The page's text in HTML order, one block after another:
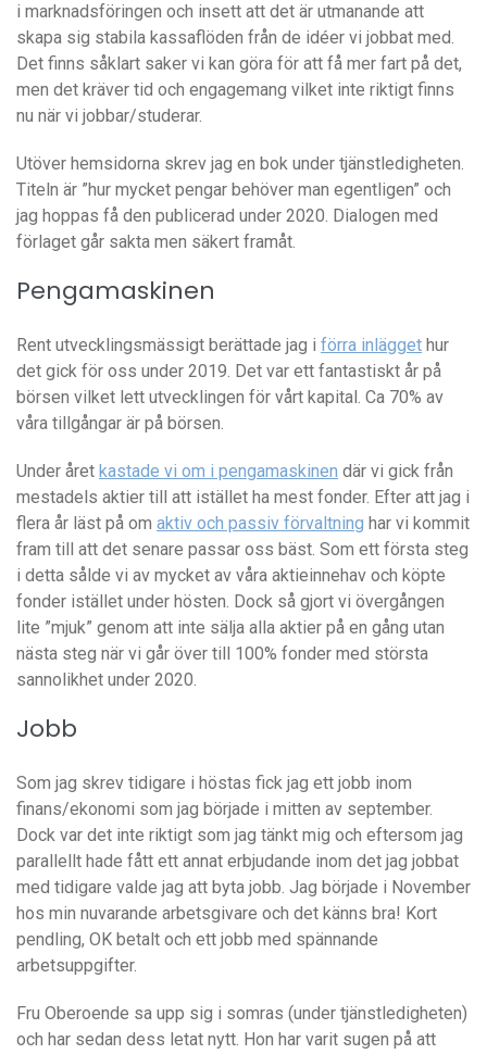
i marknadsföringen och insett att det är utmanande att
skapa sig stabila kassaflöden från de idéer vi jobbat med.
Det finns såklart saker vi kan göra för att få mer fart på det,
men det kräver tid och engagemang vilket inte riktigt finns
nu när vi jobbar/studerar.
Utöver hemsidorna skrev jag en bok under tjänstledigheten.
Titeln är ”hur mycket pengar behöver man egentligen” och
jag hoppas få den publicerad under 2020. Dialogen med
förlaget går sakta men säkert framåt.
Pengamaskinen
Rent utvecklingsmässigt berättade jag i förra inlägget hur
det gick för oss under 2019. Det var ett fantastiskt år på
börsen vilket lett utvecklingen för vårt kapital. Ca 70% av
våra tillgångar är på börsen.
Under året kastade vi om i pengamaskinen där vi gick från
mestadels aktier till att istället ha mest fonder. Efter att jag i
flera år läst på om aktiv och passiv förvaltning har vi kommit
fram till att det senare passar oss bäst. Som ett första steg
i detta sålde vi av mycket av våra aktieinnehav och köpte
fonder istället under hösten. Dock så gjort vi övergången
lite ”mjuk” genom att inte sälja alla aktier på en gång utan
nästa steg när vi går över till 100% fonder med största
sannolikhet under 2020.
Jobb
Som jag skrev tidigare i höstas fick jag ett jobb inom
finans/ekonomi som jag började i mitten av september.
Dock var det inte riktigt som jag tänkt mig och eftersom jag
parallellt hade fått ett annat erbjudande inom det jag jobbat
med tidigare valde jag att byta jobb. Jag började i November
hos min nuvarande arbetsgivare och det känns bra! Kort
pendling, OK betalt och ett jobb med spännande
arbetsuppgifter.
Fru Oberoende sa upp sig i somras (under tjänstledigheten)
och har sedan dess letat nytt. Hon har varit sugen på att